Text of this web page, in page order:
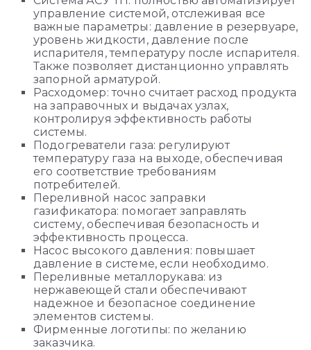
управление системой, отслеживая все
важные параметры: давление в резервуаре,
уровень жидкости, давление после
испарителя, температуру после испарителя.
Также позволяет дистанционно управлять
запорной арматурой.
Расходомер: точно считает расход продукта
на заправочных и выдачах узлах,
контролируя эффективность работы
системы.
Подогреватели газа: регулируют
температуру газа на выходе, обеспечивая
его соответствие требованиям
потребителей.
Переливной насос заправки
газификатора: помогает заправлять
систему, обеспечивая безопасность и
эффективность процесса.
Насос высокого давления: повышает
давление в системе, если необходимо.
Переливные металлорукава: из
нержавеющей стали обеспечивают
надежное и безопасное соединение
элементов системы.
Фирменные логотипы: по желанию
заказчика.